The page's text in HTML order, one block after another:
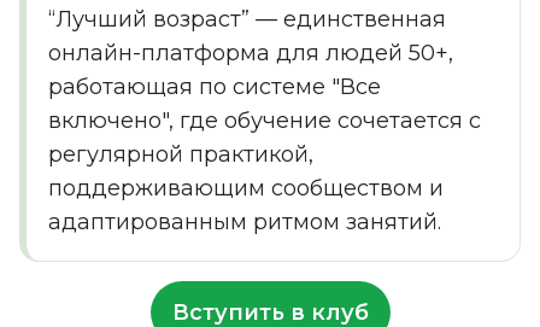
“Лучший возраст” — единственная
онлайн-платформа для людей 50+,
работающая по системе "Все
включено", где обучение сочетается с
регулярной практикой,
поддерживающим сообществом и
адаптированным ритмом занятий.
Вступить в клуб